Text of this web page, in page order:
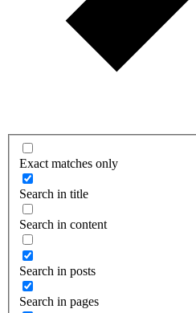
Exact matches only
Search in title
Search in content
Search in posts
Search in pages